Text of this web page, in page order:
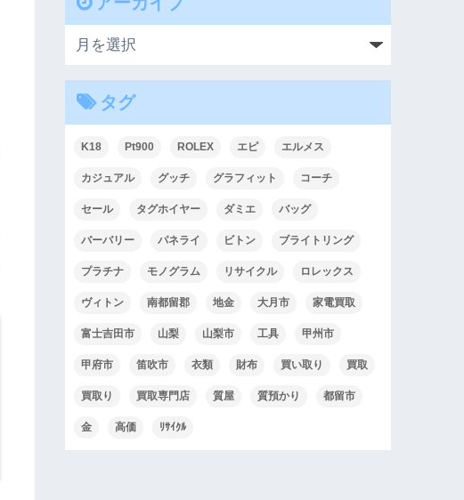
タグ
K18 Pt900 ROLEX エピ エルメス
カジュアル グッチ グラフィット コーチ
セール タグホイヤー ダミエ バッグ
バーバリー パネライ ビトン ブライトリング
プラチナ モノグラム リサイクル ロレックス
ヴィトン 南都留郡 地金 大月市 家電買取
富士吉田市 山梨 山梨市 工具 甲州市
甲府市 笛吹市 衣類 財布 買い取り 買取
買取り 買取専門店 質屋 質預かり 都留市
金 高価 ﾘｻｲｸﾙ